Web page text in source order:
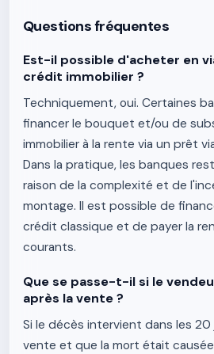
Questions fréquentes
Est-il possible d'acheter en
crédit immobilier ?
Techniquement, oui. Certaines
financer le bouquet et/ou de
immobilier à la rente via un prêt
Dans la pratique, les banques
raison de la complexité et de
montage. Il est possible de
crédit classique et de payer la
courants.
Que se passe-t-il si le
après la vente ?
Si le décès intervient dans les 20
vente et que la mort était